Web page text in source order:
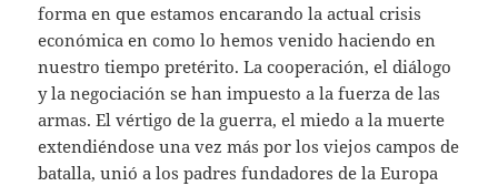
forma en que estamos encarando la actual crisis
económica en como lo hemos venido haciendo en
nuestro tiempo pretérito. La cooperación, el diálogo
y la negociación se han impuesto a la fuerza de las
armas. El vértigo de la guerra, el miedo a la muerte
extendiéndose una vez más por los viejos campos de
batalla, unió a los padres fundadores de la Europa